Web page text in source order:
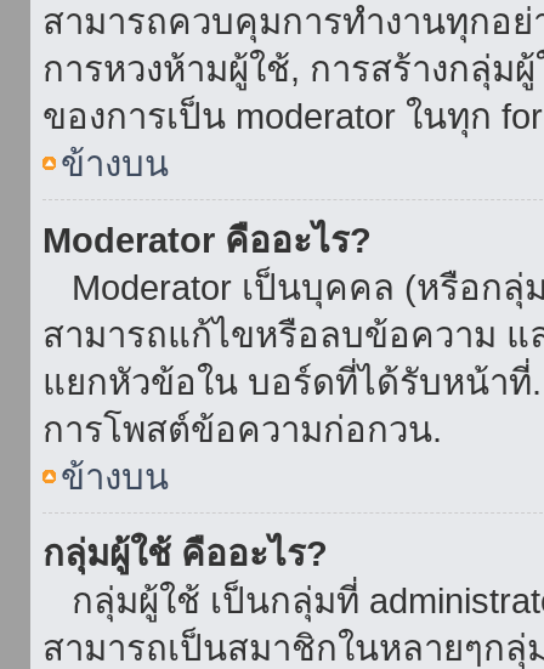
สามารถควบคุมการทำงานทุกอ
การหวงห้ามผู้ใช้, การสร้างกลุ่ม
ของการเป็น moderator ในทุก
ข้างบน
Moderator คืออะไร?
Moderator เป็นบุคคล (หรือก
สามารถแก้ไขหรือลบข้อความ แ
แยกหัวข้อใน บอร์ดที่ได้รับหน้าที่
การโพสต์ข้อความก่อกวน.
ข้างบน
กลุ่มผู้ใช้ คืออะไร?
กลุ่มผู้ใช้ เป็นกลุ่มที่
สามารถเป็นสมาชิกในหลายๆก